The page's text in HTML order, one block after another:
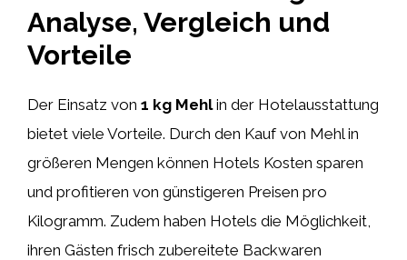
Analyse, Vergleich und
Vorteile
Der Einsatz von 1 kg Mehlin der Hotelausstattung
bietet viele Vorteile. Durch den Kauf von Mehl in
größeren Mengen können Hotels Kosten sparen
und profitieren von günstigeren Preisen pro
Kilogramm. Zudem haben Hotels die Möglichkeit,
ihren Gästen frisch zubereitete Backwaren